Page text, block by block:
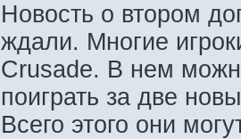
Новость о втором
ждали. Многие
Crusade. В нем
поиграть за две
Всего этого они